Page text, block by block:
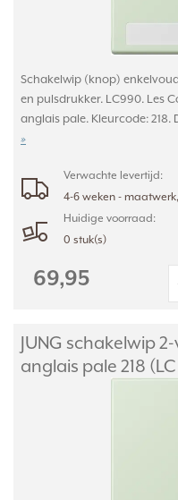
Schakelwip (knop)
en pulsdrukker. LC990. Les
anglais pale. Kleurcode:
»
Verwachte levertijd:
4-6 weken -
Huidige voorraad:
0 stuk(s)
69,95
JUNG schakelwip
anglais pale 218 (LC